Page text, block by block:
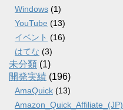
Windows (1)
YouTube (13)
イベント (16)
はてな (3)
未分類 (1)
開発実績 (196)
AmaQuick (13)
Amazon_Quick_Affiliate_(JP)